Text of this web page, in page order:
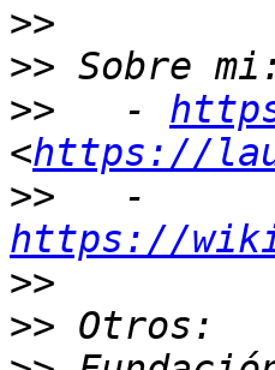
>>
>>
>>
   -
<https://
>>
https://
>>
>>